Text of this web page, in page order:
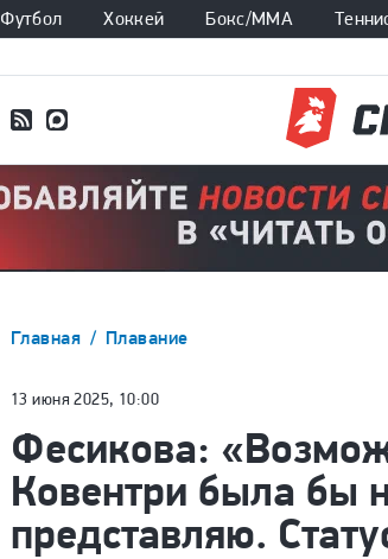
Футбол Хоккей Бокс/ММА
Главная Плавание
13 июня 2025, 10:00
Фесикова:
Ковентри была бы
представляю.